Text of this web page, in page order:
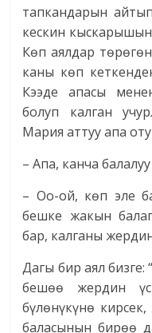
тапкандарын
кескин
Көп аялдар
каны көп
Кээде апасы
болуп калган
Мария аттуу апа
– Апа, канча
– Оо-ой, көп эле
бешке жакын
бар, калганы
Дагы бир аял
бешөө жердин
бүлөнүкүнө
баласынын бирөө